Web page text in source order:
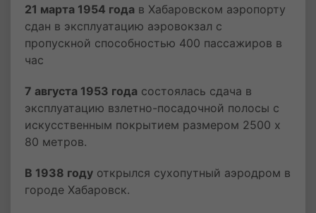
21 марта 1954 года в Хабаровском аэропорту
сдан в эксплуатацию аэровокзал с
пропускной способностью 400 пассажиров в
час
7 августа 1953 года состоялась сдача в
эксплуатацию взлетно-посадочной полосы с
искусственным покрытием размером 2500 х
80 метров.
В 1938 году открылся сухопутный аэродром в
городе Хабаровск.